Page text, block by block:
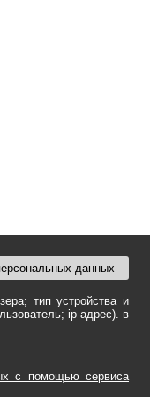
данных
тип устройства и
ip-адрес). в
с помощью сервиса